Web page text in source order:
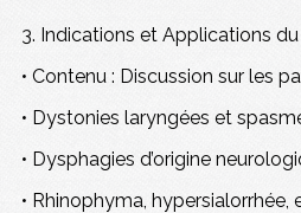
3. Indications et Applications
• Contenu : Discussion sur les
• Dystonies laryngées et
• Dysphagies d’origine
• Rhinophyma,